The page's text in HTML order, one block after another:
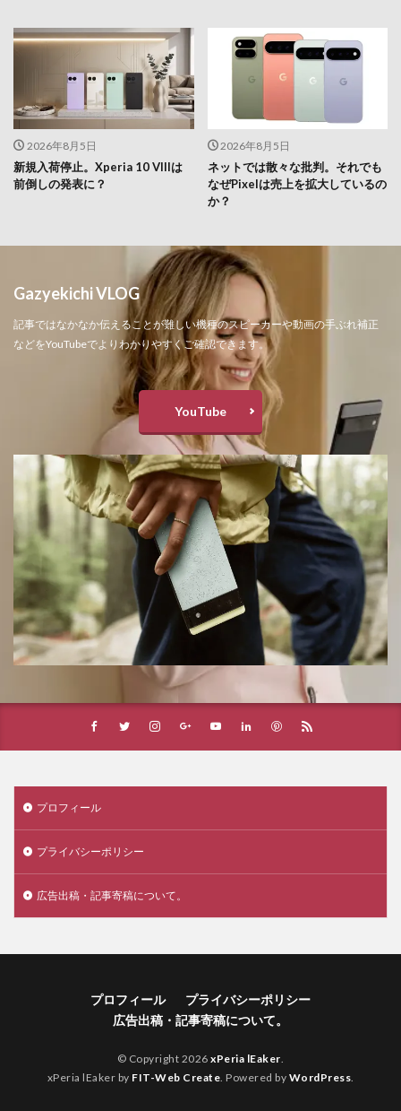
2026年8月5日
新規入荷停止。Xperia 10 VIIIは
前倒しの発表に？
2026年8月5日
ネットでは散々な批判。それでも
なぜPixelは売上を拡大しているの
か？
Gazyekichi VLOG
記事ではなかなか伝えることが難しい機種のスピーカーや動画の手ぶれ補正
などをYouTubeでよりわかりやすくご確認できます。
YouTube
プロフィール
プライバシーポリシー
広告出稿・記事寄稿について。
プロフィール
プライバシーポリシー
広告出稿・記事寄稿について。
© Copyright 2026xPeria lEaker.
xPeria lEaker by FIT-Web Create. Powered by WordPress.